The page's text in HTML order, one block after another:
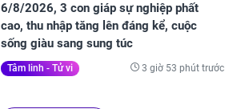
6/8/2026, 3 con giáp sự nghiệp phất
cao, thu nhập tăng lên đáng kể, cuộc
sống giàu sang sung túc
Tâm linh - Tử vi 3 giờ 53 phút trước